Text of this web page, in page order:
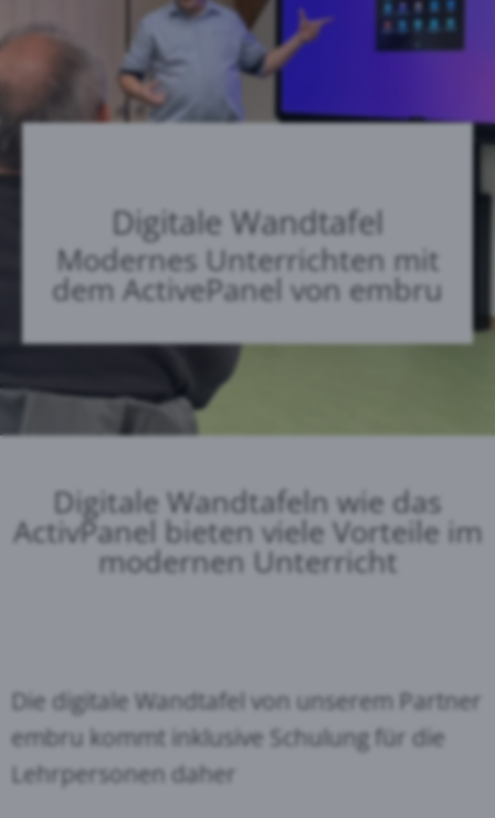
Digitale Wandtafel
Modernes Unterrichten mit
dem ActivePanel von embru
Digitale Wandtafeln wie das
ActivPanel bieten viele Vorteile im
modernen Unterricht
Die digitale Wandtafel von unserem Partner
embru kommt inklusive Schulung für die
Lehrpersonen daher